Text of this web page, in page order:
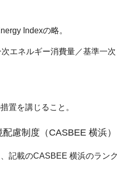
Indexの略。
ネルギー消費量／基準一次
置を講じること。
慮制度（CASBEE 横浜）
記載のCASBEE 横浜のランク